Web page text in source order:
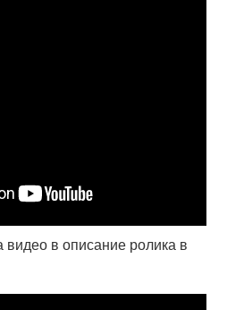
видео в описание ролика в